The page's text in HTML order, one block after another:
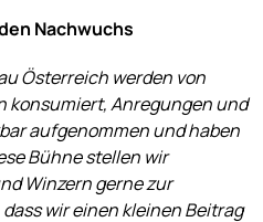
Nachwuchs
Österreich werden von
konsumiert, Anregungen und
aufgenommen und haben
Bühne stellen wir
Winzern gerne zur
wir einen kleinen Beitrag